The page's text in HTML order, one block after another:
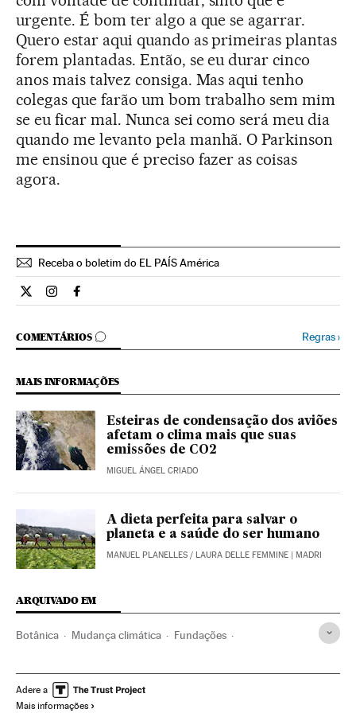
urgente. É bom ter algo a que se agarrar.
Quero estar aqui quando as primeiras plantas
forem plantadas. Então, se eu durar cinco
anos mais talvez consiga. Mas aqui tenho
colegas que farão um bom trabalho sem mim
se eu ficar mal. Nunca sei como será meu dia
quando me levanto pela manhã. O Parkinson
me ensinou que é preciso fazer as coisas
agora.
Receba o boletim do EL PAÍS América
Ciencia El País Brasil en Twitter
Ciencia El País Brasil en Instagram
Ciencia El País Brasil en Facebook
COMENTÁRIOS
COMENTÁRIOS Regras›
MAIS INFORMAÇÕES
Esteiras de condensação dos aviões
afetam o clima mais que suas
emissões de CO2
MIGUEL ÁNGEL CRIADO
A dieta perfeita para salvar o
planeta e a saúde do ser humano
MANUEL PLANELLES / LAURA DELLE FEMMINE | MADRI
ARQUIVADO EM
Botânica Mudança climática Fundações
Contaminação Problemas ambientais
Adere a
Mais informações